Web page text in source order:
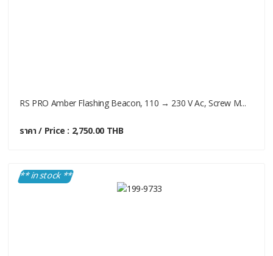
RS PRO Amber Flashing Beacon, 110 → 230 V Ac, Screw M...
ราคา / Price : 2,750.00 THB
** in stock **